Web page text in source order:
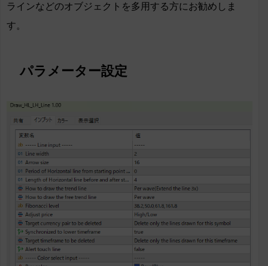
ラインなどのオブジェクトを多用する方にお勧めしま
す。
パラメーター設定